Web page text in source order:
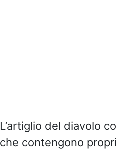
L’artiglio del diavolo
che contengono